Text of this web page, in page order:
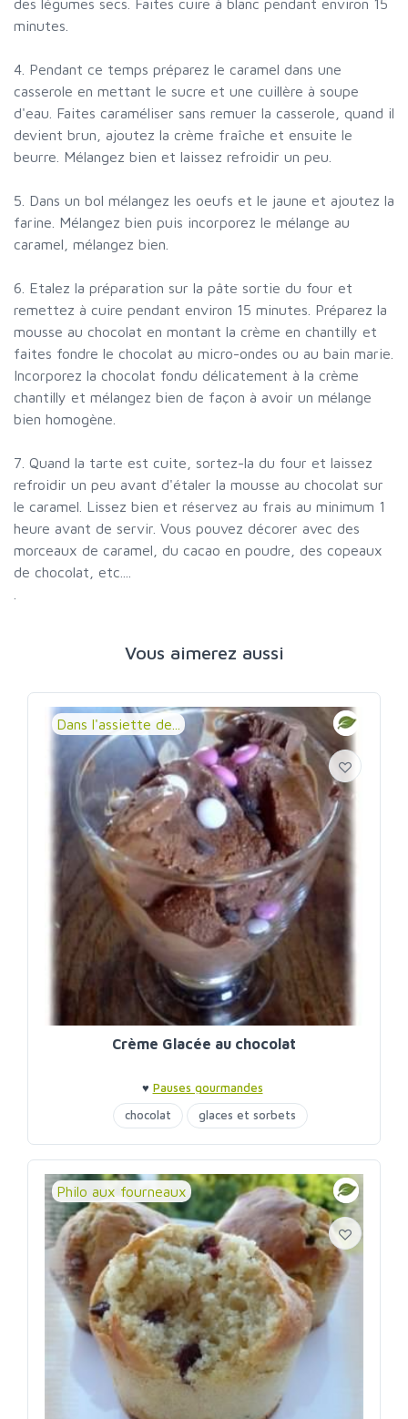
des légumes secs. Faites cuire à blanc pendant environ 15
minutes.
4. Pendant ce temps préparez le caramel dans une
casserole en mettant le sucre et une cuillère à soupe
d'eau. Faites caraméliser sans remuer la casserole, quand il
devient brun, ajoutez la crème fraîche et ensuite le
beurre. Mélangez bien et laissez refroidir un peu.
5. Dans un bol mélangez les oeufs et le jaune et ajoutez la
farine. Mélangez bien puis incorporez le mélange au
caramel, mélangez bien.
6. Etalez la préparation sur la pâte sortie du four et
remettez à cuire pendant environ 15 minutes. Préparez la
mousse au chocolat en montant la crème en chantilly et
faites fondre le chocolat au micro-ondes ou au bain marie.
Incorporez la chocolat fondu délicatement à la crème
chantilly et mélangez bien de façon à avoir un mélange
bien homogène.
7. Quand la tarte est cuite, sortez-la du four et laissez
refroidir un peu avant d'étaler la mousse au chocolat sur
le caramel. Lissez bien et réservez au frais au minimum 1
heure avant de servir. Vous pouvez décorer avec des
morceaux de caramel, du cacao en poudre, des copeaux
de chocolat, etc....
Vous aimerez aussi
Dans l'assiette de...
Crème Glacée au chocolat
♥ Pauses gourmandes
chocolat
glaces et sorbets
Philo aux fourneaux